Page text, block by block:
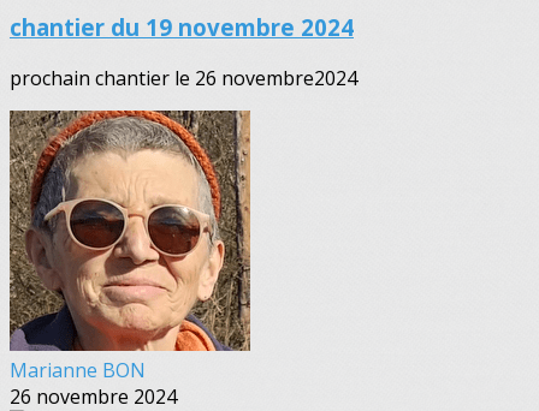
chantier du 19 novembre 2024
prochain chantier le 26 novembre2024
Marianne BON
26 novembre 2024